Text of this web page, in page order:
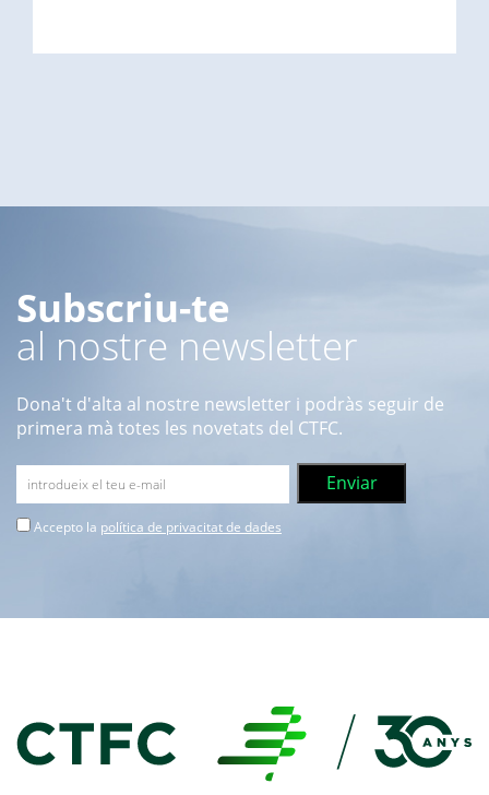
Subscriu-te
al nostre newsletter
Dona't d'alta al nostre newsletter i podràs seguir de
primera mà totes les novetats del CTFC.
Accepto la política de privacitat de dades